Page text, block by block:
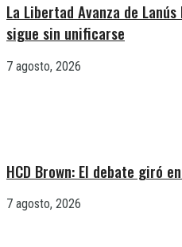
La Libertad Avanza de
sigue sin unificarse
7 agosto, 2026
HCD Brown: El debate giró
7 agosto, 2026